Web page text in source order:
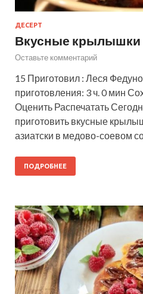
ДЕСЕРТ
Вкусные крылышки
Оставьте комментарий
15 Приготовил : Леся
приготовления: 3 ч. 0 мин
Оценить Распечатать
приготовить вкусные
азиатски в медово-соевом
ПОДРОБНЕЕ